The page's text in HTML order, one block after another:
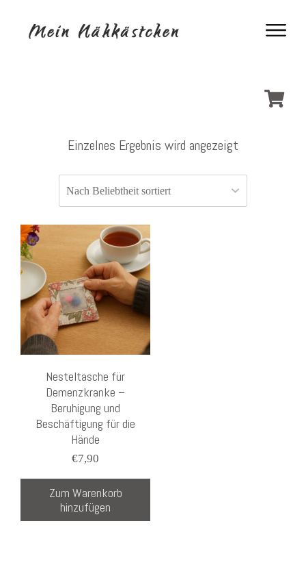
Einzelnes Ergebnis wird angezeigt
Nesteltasche für
Demenzkranke –
Beruhigung und
Beschäftigung für die
Hände
€7,90
Zum Warenkorb
hinzufügen